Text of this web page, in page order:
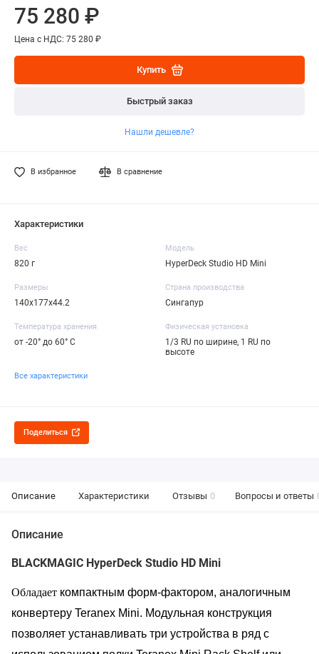
75 280 ₽
Цена с НДС: 75 280 ₽
Купить
Быстрый заказ
Нашли дешевле?
В избранное В сравнение
Характеристики
Вес
820 г
Модель
HyperDeck Studio HD Mini
Размеры
140х177х44.2
Страна производства
Сингапур
Температура хранения
от -20° до 60° C
Физическая установка
1/3 RU по ширине, 1 RU по
высоте
Все характеристики
Поделиться
Описание Характеристики Отзывы 0 Вопросы и ответы
Описание
BLACKMAGIC HyperDeck Studio HD Mini
Обладает компактным форм-фактором, аналогичным
конвертеру Teranex Mini. Модульная конструкция
позволяет устанавливать три устройства в ряд с